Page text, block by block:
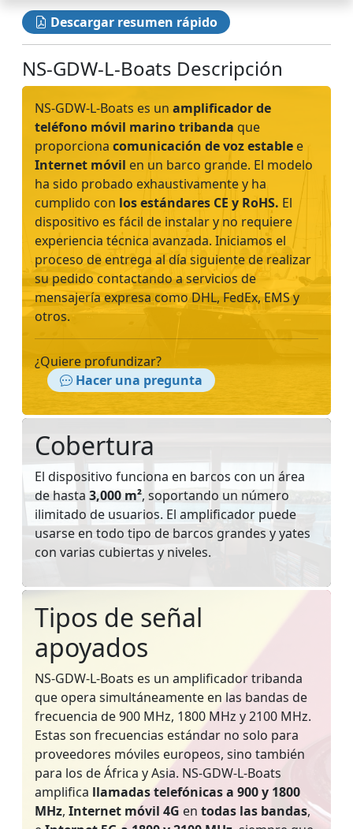
Descargar resumen rápido
NS-GDW-L-Boats Descripción
NS-GDW-L-Boats es un amplificador de
teléfono móvil marino tribanda que
proporciona comunicación de voz estable e
Internet móvil en un barco grande. El modelo
ha sido probado exhaustivamente y ha
cumplido con los estándares CE y RoHS. El
dispositivo es fácil de instalar y no requiere
experiencia técnica avanzada. Iniciamos el
proceso de entrega al día siguiente de realizar
su pedido contactando a servicios de
mensajería expresa como DHL, FedEx, EMS y
otros.
¿Quiere profundizar?
Hacer una pregunta
Cobertura
El dispositivo funciona en barcos con un área
de hasta 3,000 m², soportando un número
ilimitado de usuarios. El amplificador puede
usarse en todo tipo de barcos grandes y yates
con varias cubiertas y niveles.
Tipos de señal
apoyados
NS-GDW-L-Boats es un amplificador tribanda
que opera simultáneamente en las bandas de
frecuencia de 900 MHz, 1800 MHz y 2100 MHz.
Estas son frecuencias estándar no solo para
proveedores móviles europeos, sino también
para los de África y Asia. NS-GDW-L-Boats
amplifica llamadas telefónicas a 900 y 1800
MHz, Internet móvil 4G en todas las bandas,